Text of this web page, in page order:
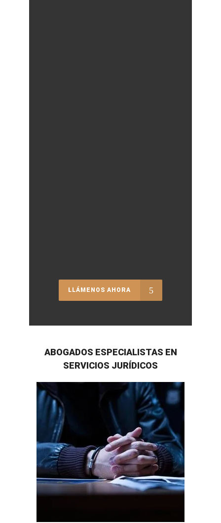
LLÁMENOS AHORA
ABOGADOS ESPECIALISTAS EN
SERVICIOS JURÍDICOS